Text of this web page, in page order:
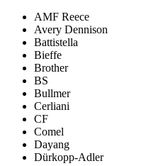
AMF Reece
Avery Dennison
Battistella
Bieffe
Brother
BS
Bullmer
Cerliani
CF
Comel
Dayang
Dürkopp-Adler